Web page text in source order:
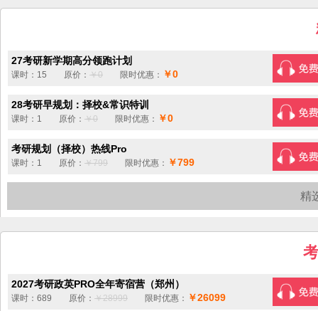
27考研新学期高分领跑计划
课时：15 原价： ￥0 限时优惠： ￥0
28考研早规划：择校&常识特训
课时：1 原价： ￥0 限时优惠： ￥0
考研规划（择校）热线Pro
课时：1 原价： ￥799 限时优惠： ￥799
精
2027考研政英PRO全年寄宿营（郑州）
课时：689 原价： ￥28999 限时优惠： ￥26099